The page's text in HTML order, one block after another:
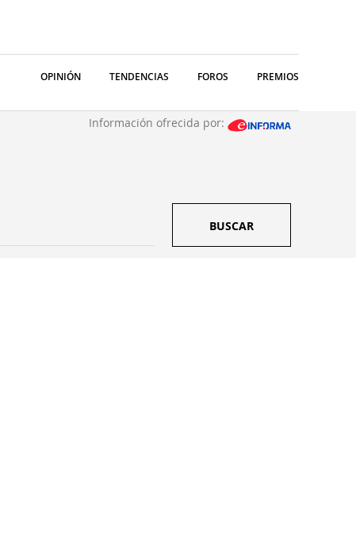
OPINIÓN TENDENCIAS FOROS PREMIOS
Información ofrecida por:
BUSCAR